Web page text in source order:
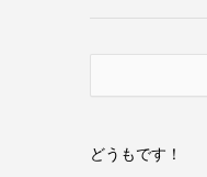
どうもです！